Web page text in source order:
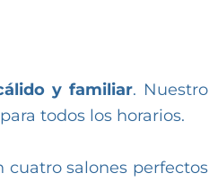
y familiar. Nuestro
todos los horarios.
cuatro salones perfectos